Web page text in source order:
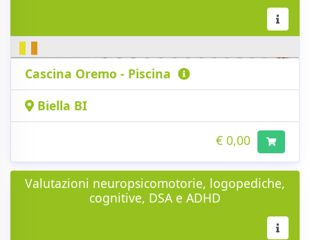
Cascina Oremo - Piscina
Biella BI
€ 0,00
Valutazioni neuropsicomotorie, logopediche,
cognitive, DSA e ADHD